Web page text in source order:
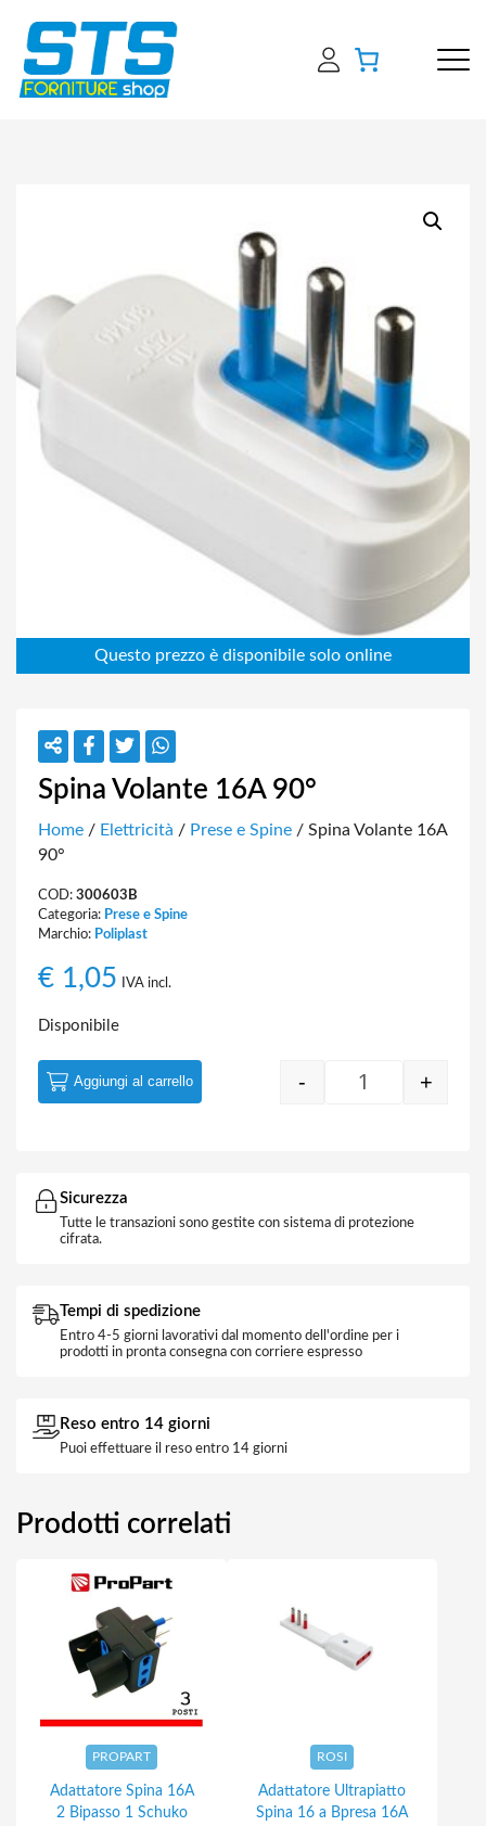
Spina Volante 16A 90°
Home / Elettricità / Prese e Spine / Spina Volante 16A
90°
COD: 300603B
Categoria: Prese e Spine
Marchio: Poliplast
€ 1,05 IVA incl.
Disponibile
Quantity
- +
Aggiungi al carrello
Sicurezza
Tutte le transazioni sono gestite con sistema di protezione
cifrata.
Tempi di spedizione
Entro 4-5 giorni lavorativi dal momento dell'ordine per i
prodotti in pronta consegna con corriere espresso
Reso entro 14 giorni
Puoi effettuare il reso entro 14 giorni
Prodotti correlati
PROPART
Adattatore Spina 16A
2 Bipasso 1 Schuko
ROSI
Adattatore Ultrapiatto
Spina 16 a Bpresa 16A